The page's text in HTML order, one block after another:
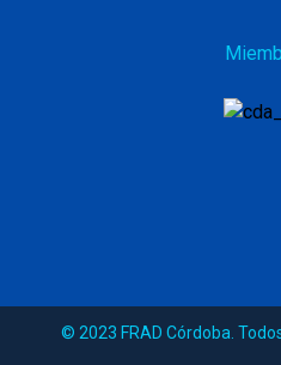
© 2023 FRAD Córdoba.